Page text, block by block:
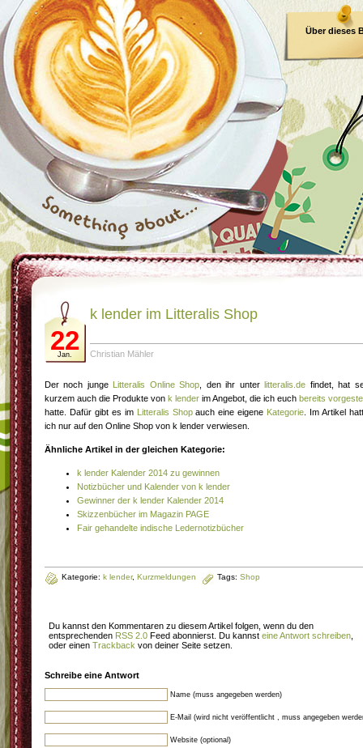
Über dieses
22
Jan.
k lender im Litteralis Shop
Christian Mähler
Der noch junge Litteralis Online Shop , den ihr unterlitteralis.de findet, hat
kurzem auch die Produkte von k lender im Angebot, die ich euch bereits
hatte. Dafür gibt es im Litteralis Shopauch eine eigene Kategorie . Im Artikel
ich nur auf den Online Shop von k lender verwiesen.
Ähnliche Artikel in der gleichen Kategorie:
k lender Kalender 2014 zu gewinnen
Notizbücher und Kalender von k lender
Gewinner der k lender Kalender 2014
Skizzenbücher im Magazin PAGE
Fair gehandelte indische Ledernotizbücher
Kategorie: k lender, Kurzmeldungen Tags: Shop
Du kannst den Kommentaren zu diesem Artikel folgen, wenn du den
entsprechenden RSS 2.0 Feed abonnierst. Du kannst eine Antwort schreiben
oder einen Trackback von deiner Seite setzen.
Schreibe eine Antwort
Name (muss angegeben werden)
E-Mail (wird nicht veröffentlicht , muss angegeben
Website (optional)